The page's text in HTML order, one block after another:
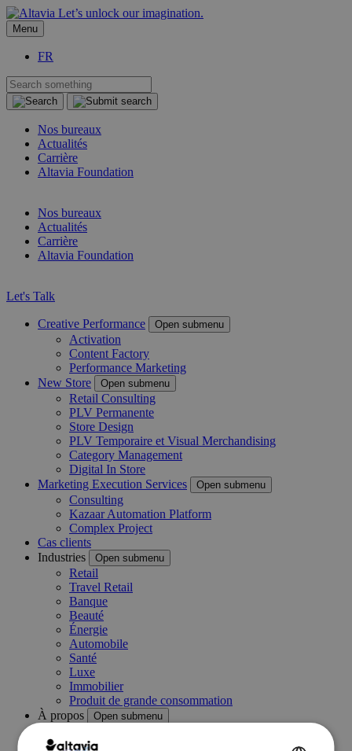
Let’s unlock our imagination.
Menu
FR
Nos bureaux
Actualités
Carrière
Altavia Foundation
Nos bureaux
Actualités
Carrière
Altavia Foundation
Let's Talk
Creative Performance Open submenu
Activation
Content Factory
Performance Marketing
New Store
Open submenu
Retail Consulting
PLV Permanente
Store Design
PLV Temporaire et Visual Merchandising
Category Management
Digital In Store
Marketing Execution Services
Open submenu
Consulting
Kazaar Automation Platform
Complex Project
Cas clients
Industries
Open submenu
Retail
Travel Retail
Banque
Beauté
Énergie
Automobile
Santé
Luxe
Immobilier
Produit de grande consommation
À propos
Open submenu